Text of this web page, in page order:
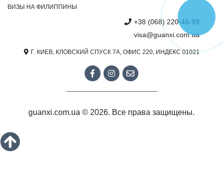
ВИЗЫ НА ФИЛИППИНЫ
+38 (068) 220-46-99
visa@guanxi.com.ua
Г. КИЕВ, КЛОВСКИЙ СПУСК 7А, ОФИС 220, ИНДЕКС 01021
guanxi.com.ua © 2026. Все права защищены.